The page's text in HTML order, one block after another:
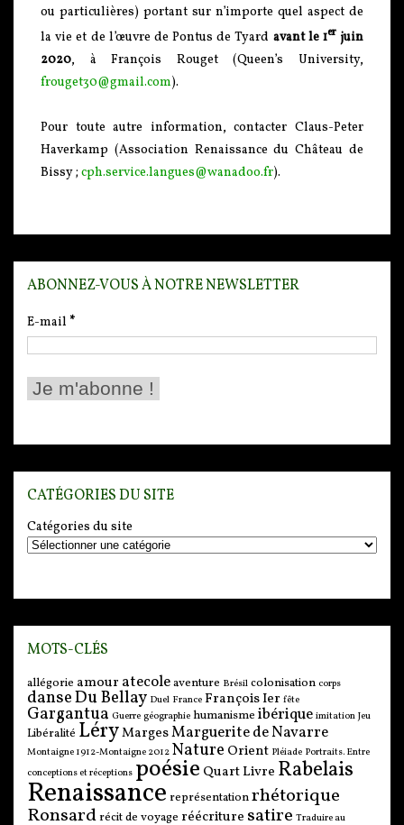
ou particulières) portant sur n’importe quel aspect de
la vie et de l’œuvre de Pontus de Tyard avant le 1erjuin
2020, à François Rouget (Queen’s University,
frouget30@gmail.com).
Pour toute autre information, contacter Claus-Peter
Haverkamp (Association Renaissance du Château de
Bissy ; cph.service.langues@wanadoo.fr).
ABONNEZ-VOUS À NOTRE NEWSLETTER
E-mail *
CATÉGORIES DU SITE
Catégories du site
MOTS-CLÉS
allégorie amour atecoleaventure Brésil colonisation corps
danseDu Bellay Duel France François Ier fête
Gargantua Guerre géographie humanisme ibérique imitation Jeu
Libéralité LéryMargesMarguerite de Navarre
Montaigne 1912-Montaigne 2012 Nature Orient Pléiade Portraits. Entre
conceptions et réceptions poésie Quart Livre Rabelais
Renaissance représentationrhétorique
Ronsardrécit de voyage réécriture satire Traduire au